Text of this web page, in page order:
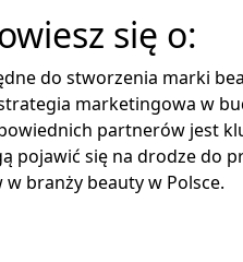
się o:
do stworzenia marki
marketingowa w
partnerów jest
pojawić się na drodze do
w branży beauty w Polsce.